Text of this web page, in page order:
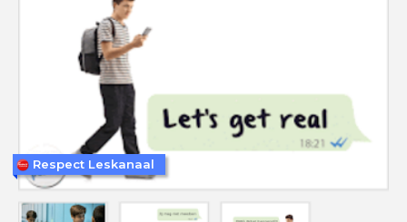
Respect Leskanaal